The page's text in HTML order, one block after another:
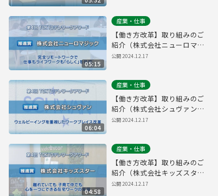
05:15
産業・仕事
【働き方改革】取り組みのご
紹介（株式会社ニューロマジ
ック）｜第４回「TOKYOテレ
公開2024.12.17
06:04
産業・仕事
【働き方改革】取り組みのご
紹介（株式会社シュヴァン）
｜第４回「TOKYOテレワーク
公開2024.12.17
04:58
産業・仕事
【働き方改革】取り組みのご
紹介（株式会社キッズスタ
ー）｜第４回「TOKYOテレワ
公開2024.12.17